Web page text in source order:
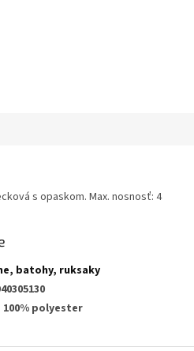
s opaskom. Max. nosnosť: 4
batohy, ruksaky
100% polyester